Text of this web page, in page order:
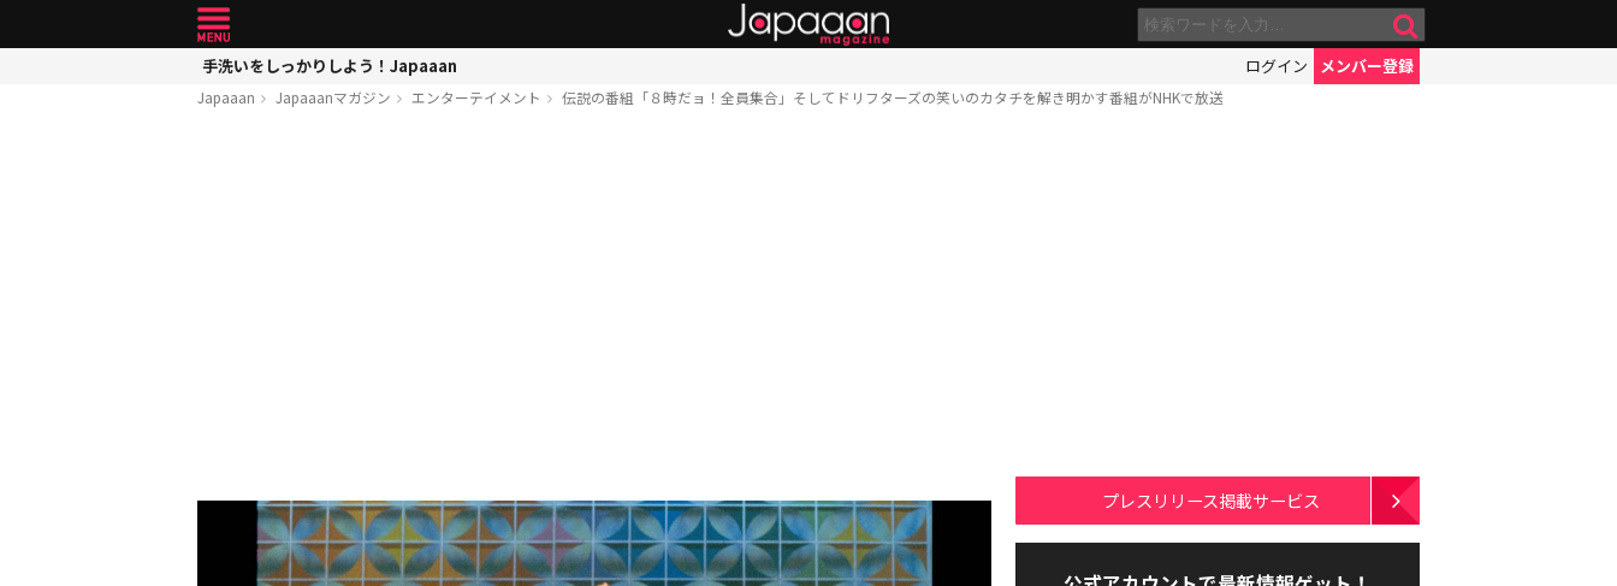
手洗いをしっかりしよう！Japaaan ログイン メンバー登録
Japaaan Japaaanマガジン エンターテイメント 伝説の番組「８時だョ！全員集合」そしてドリフターズの笑いのカタチを解き明かす番組がNHKで放送
プレスリリース掲載サービス